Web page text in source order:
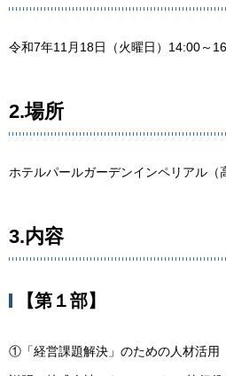
令和7年11月18日（火曜日）14:00～
2.場所
ホテルパールガーデンインペリアル（
3.内容
【第１部】
①「経営課題解決」のための人材活用